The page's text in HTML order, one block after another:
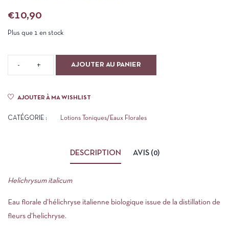
€10,90
Plus que 1 en stock
AJOUTER AU PANIER
AJOUTER À MA WISHLIST
CATÉGORIE : Lotions Toniques/Eaux Florales
DESCRIPTION AVIS (0)
Helichrysum italicum
Eau florale d’ hélichryse italienne biologique issue de la distillation de
fleurs d’helichryse.